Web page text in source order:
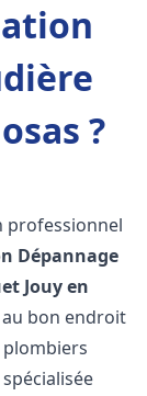
?
professionnel
Dépannage
Jouy en
au bon endroit